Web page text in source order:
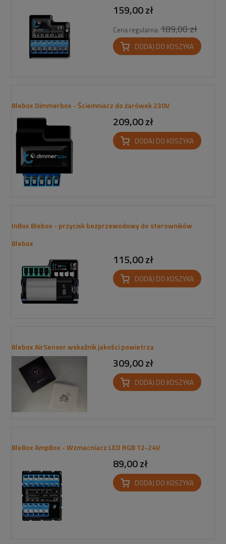
159,00 zł
Cena regularna: 189,00 zł
DODAJ DO KOSZYKA
Blebox Dimmerbox - Ściemniacz do żarówek 230V
209,00 zł
DODAJ DO KOSZYKA
InBox Blebox - przycisk bezprzewodowy do sterowników
Blebox
115,00 zł
DODAJ DO KOSZYKA
Blebox AirSensor wskaźnik jakości powietrza
309,00 zł
DODAJ DO KOSZYKA
BleBox AmpBox - Wzmacniacz LED RGB 12-24V
89,00 zł
DODAJ DO KOSZYKA